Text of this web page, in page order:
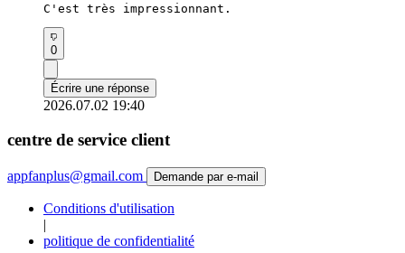
C'est très impressionnant.
0
Écrire une réponse
2026.07.02 19:40
centre de service client
appfanplus@gmail.com Demande par e-mail
Conditions d'utilisation
|
politique de confidentialité